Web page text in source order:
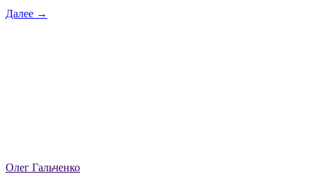
Далее →
Олег Гальченко